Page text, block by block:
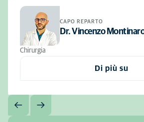
CAPO REPARTO
Dr. Vincenzo
Chirurgia
Di più su